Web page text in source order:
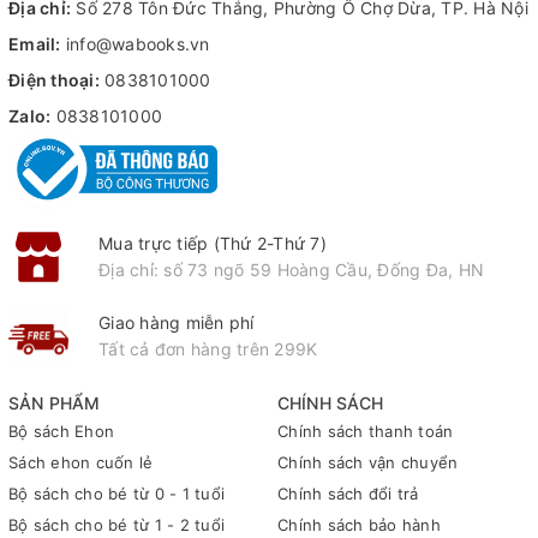
bơi qua một dòng nước lại biến thành một loại trái cây mang
nhiều màu sắc khác nhau. "Trái câu muôn màu" cho bé thấy
được sự đa dạng về màu sắc của những loại trái cây quen thuộc
SẢN PHẨM
Bộ sách Ehon
Sách ehon cuốn lẻ
Bộ sách cho bé từ 0 - 1 tuổi
Bộ sách cho bé từ 1 - 2 tuổi
CHÍNH SÁCH
Chính sách thanh toán
Chính sách vận chuyển
Chính sách đổi trả
Chính sách bảo hành
Địa chỉ: Số 278 Tôn Đức Thắng, Phường Ô Chợ Dừa, TP. Hà Nội
Email: info@wabooks.vn
Điện thoại: 0838101000
Zalo: 0838101000
Mua trực tiếp (Thứ 2-Thứ 7)
Địa chỉ: số 73 ngõ 59 Hoàng Cầu, Đống Đa, HN
Giao hàng miễn phí
Tất cả đơn hàng trên 299K